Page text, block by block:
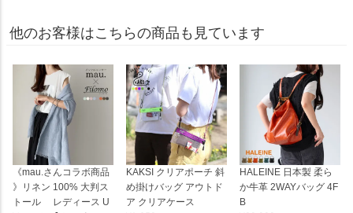
他のお客様はこちらの商品も見ています
《mau.さんコラボ商品
》リネン 100% 大判ス
トール レディース U
KAKSI クリアポーチ 斜
め掛けバッグ アウトド
ア クリアケース
HALEINE 日本製 柔ら
か牛革 2WAYバッグ 4F
B